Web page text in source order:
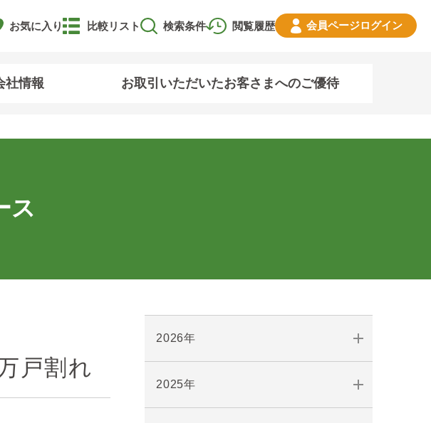
お気に入り 閲覧履歴
比較リスト 検索条件 会員ページログイン
社情報 お取引いただいたお客さまへのご優待
ス
戸割れ
2026年
2025年